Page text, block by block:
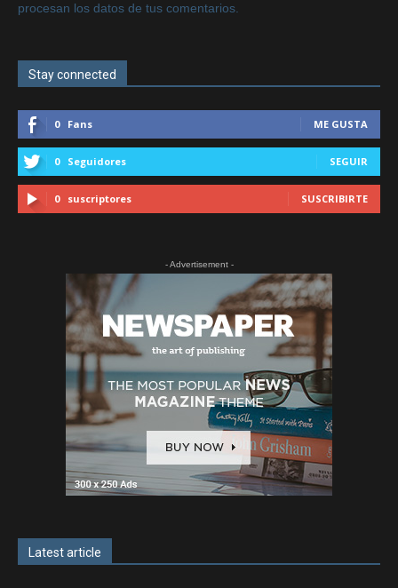
procesan los datos de tus comentarios.
Stay connected
0 Fans ME GUSTA
0 Seguidores SEGUIR
0 suscriptores SUSCRIBIRTE
- Advertisement -
Latest article